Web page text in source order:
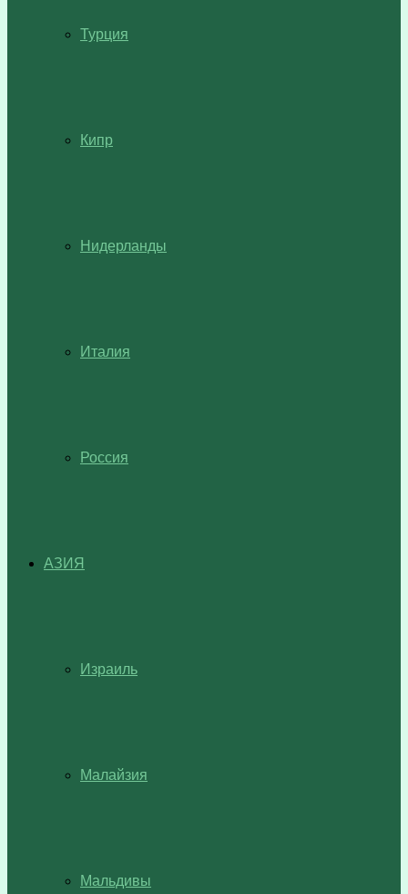
Турция
Кипр
Нидерланды
Италия
Россия
АЗИЯ
Израиль
Малайзия
Мальдивы